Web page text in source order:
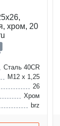
хром, 20
Сталь 40CR
M12 x 1,25
26
Хром
brz